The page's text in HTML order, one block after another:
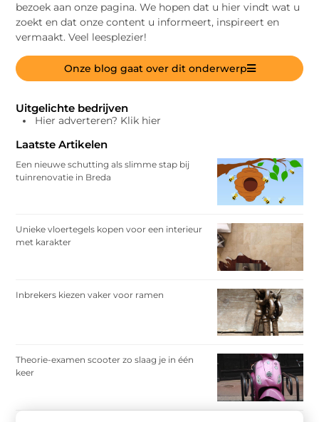
bezoek aan onze pagina. We hopen dat u hier vindt wat u
zoekt en dat onze content u informeert, inspireert en
vermaakt. Veel leesplezier!
Onze blog gaat over dit onderwerp
Uitgelichte bedrijven
Hier adverteren? Klik hier
Laatste Artikelen
Een nieuwe schutting als slimme stap bij
tuinrenovatie in Breda
Unieke vloertegels kopen voor een interieur
met karakter
Inbrekers kiezen vaker voor ramen
Theorie-examen scooter zo slaag je in één
keer